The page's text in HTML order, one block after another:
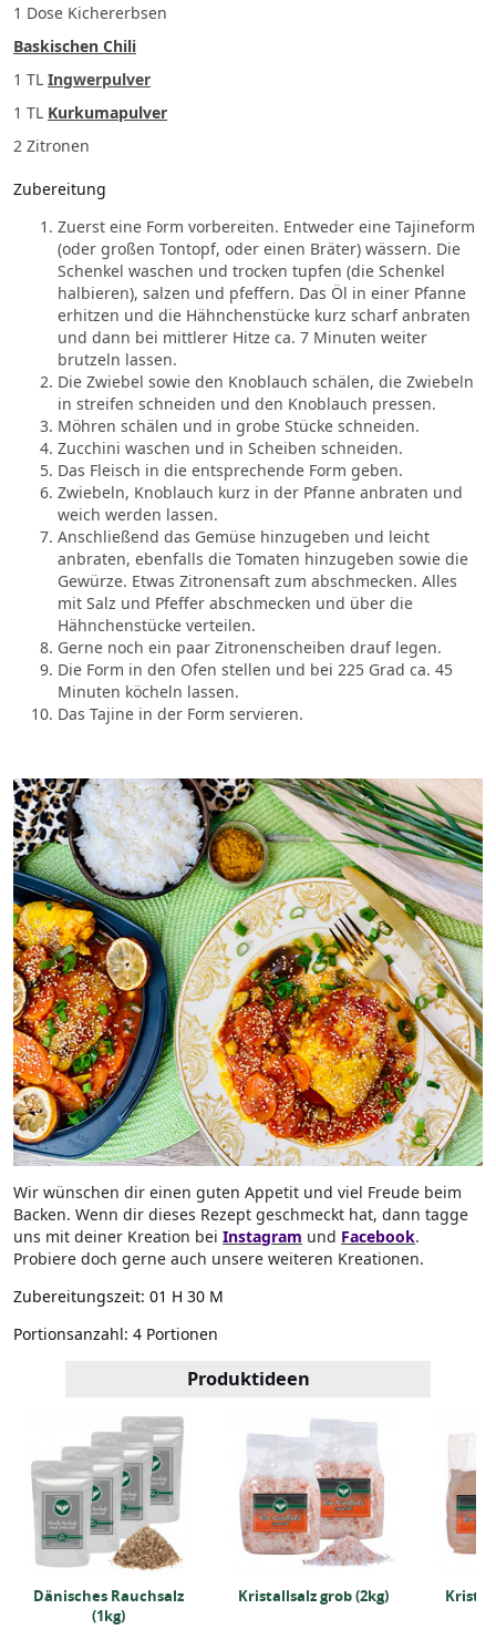
1 Dose Kichererbsen
Baskischen Chili
1 TL Ingwerpulver
1 TL Kurkumapulver
2 Zitronen
Zubereitung
Zuerst eine Form vorbereiten. Entweder eine Tajineform
(oder großen Tontopf, oder einen Bräter) wässern. Die
Schenkel waschen und trocken tupfen (die Schenkel
halbieren), salzen und pfeffern. Das Öl in einer Pfanne
erhitzen und die Hähnchenstücke kurz scharf anbraten
und dann bei mittlerer Hitze ca. 7 Minuten weiter
brutzeln lassen.
Die Zwiebel sowie den Knoblauch schälen, die Zwiebeln
in streifen schneiden und den Knoblauch pressen.
Möhren schälen und in grobe Stücke schneiden.
Zucchini waschen und in Scheiben schneiden.
Das Fleisch in die entsprechende Form geben.
Zwiebeln, Knoblauch kurz in der Pfanne anbraten und
weich werden lassen.
Anschließend das Gemüse hinzugeben und leicht
anbraten, ebenfalls die Tomaten hinzugeben sowie die
Gewürze. Etwas Zitronensaft zum abschmecken. Alles
mit Salz und Pfeffer abschmecken und über die
Hähnchenstücke verteilen.
Gerne noch ein paar Zitronenscheiben drauf legen.
Die Form in den Ofen stellen und bei 225 Grad ca. 45
Minuten köcheln lassen.
Das Tajine in der Form servieren.
Wir wünschen dir einen guten Appetit und viel Freude beim
Backen. Wenn dir dieses Rezept geschmeckt hat, dann tagge
uns mit deiner Kreation bei Instagram und Facebook.
Probiere doch gerne auch unsere weiteren Kreationen.
Zubereitungszeit: 01 H 30 M
Portionsanzahl: 4 Portionen
Produktideen
Dänisches Rauchsalz
(1kg)
Kristallsalz grob (2kg)